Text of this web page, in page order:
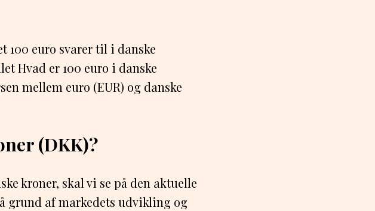
100 euro svarer til i danske
Hvad er 100 euro i danske
mellem euro (EUR) og danske
(DKK)?
kroner, skal vi se på den aktuelle
grund af markedets udvikling og